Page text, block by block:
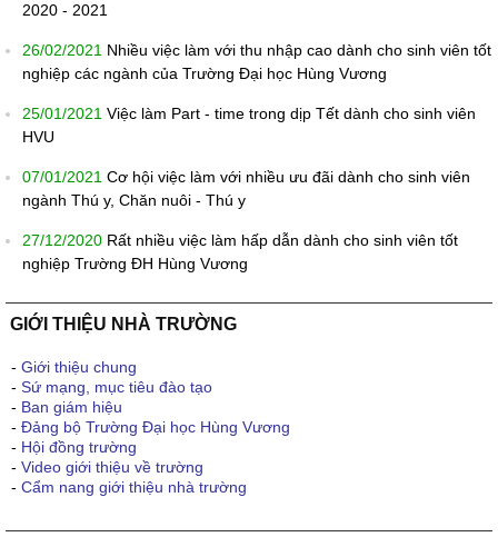
2020 - 2021
26/02/2021 Nhiều việc làm với thu nhập cao dành cho sinh viên tốt
nghiệp các ngành của Trường Đại học Hùng Vương
25/01/2021 Việc làm Part - time trong dịp Tết dành cho sinh viên
HVU
07/01/2021 Cơ hội việc làm với nhiều ưu đãi dành cho sinh viên
ngành Thú y, Chăn nuôi - Thú y
27/12/2020 Rất nhiều việc làm hấp dẫn dành cho sinh viên tốt
nghiệp Trường ĐH Hùng Vương
GIỚI THIỆU NHÀ TRƯỜNG
- Giới thiệu chung
- Sứ mạng, mục tiêu đào tạo
- Ban giám hiệu
- Đảng bộ Trường Đại học Hùng Vương
- Hội đồng trường
- Video giới thiệu về trường
- Cẩm nang giới thiệu nhà trường